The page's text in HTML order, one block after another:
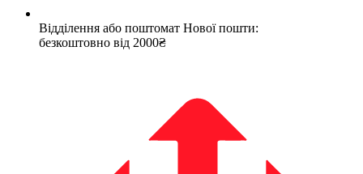
Відділення або поштомат Нової пошти:
безкоштовно від 2000₴